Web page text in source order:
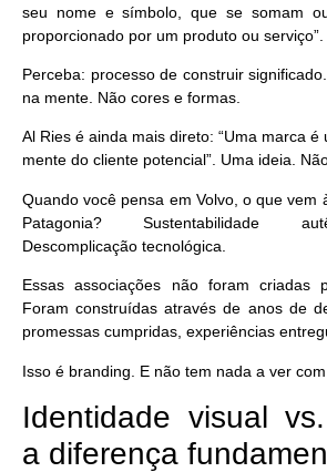
seu nome e símbolo, que se somam
proporcionado por um produto ou serviço”.
Perceba: processo de construir significado
na mente . Não cores e formas.
Al Ries é ainda mais direto: “Uma marca
mente do cliente potencial”. Uma ideia.
Quando você pensa em Volvo, o que vem
Patagonia? Sustentabilidade
Descomplicação tecnológica.
Essas associações não foram criadas
Foramconstruídas através de anos de
promessas cumpridas, experiências
Isso é branding. E não tem nada a ver
Identidade visual
a diferença